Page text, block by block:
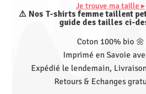
Je trouve ma taille ▸
⚠️ Nos T-shirts femme taillent
guide des tailles ci-
Coton 100% bio 🌼
Imprimé en Savoie
Expédié le lendemain,
Retours & Echanges